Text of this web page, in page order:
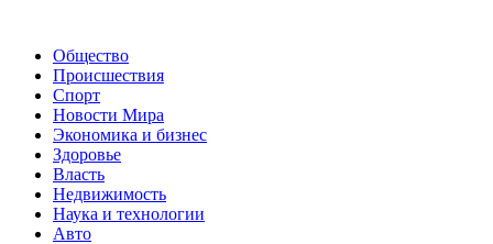
Общество
Происшествия
Спорт
Новости Мира
Экономика и бизнес
Здоровье
Власть
Недвижимость
Наука и технологии
Авто